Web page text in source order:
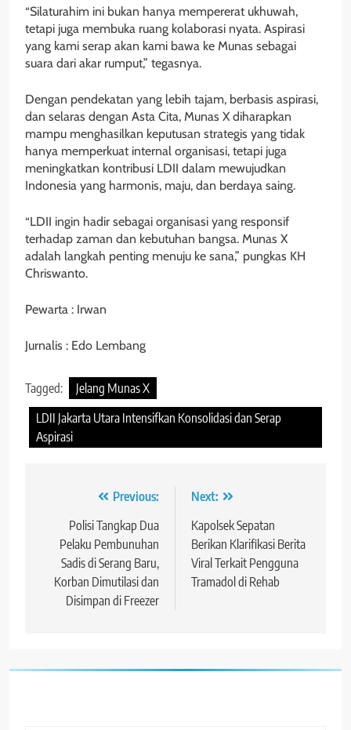
“Silaturahim ini bukan hanya mempererat ukhuwah,
tetapi juga membuka ruang kolaborasi nyata. Aspirasi
yang kami serap akan kami bawa ke Munas sebagai
suara dari akar rumput,” tegasnya.
Dengan pendekatan yang lebih tajam, berbasis aspirasi,
dan selaras dengan Asta Cita, Munas X diharapkan
mampu menghasilkan keputusan strategis yang tidak
hanya memperkuat internal organisasi, tetapi juga
meningkatkan kontribusi LDII dalam mewujudkan
Indonesia yang harmonis, maju, dan berdaya saing.
“LDII ingin hadir sebagai organisasi yang responsif
terhadap zaman dan kebutuhan bangsa. Munas X
adalah langkah penting menuju ke sana,” pungkas KH
Chriswanto.
Pewarta : Irwan
Jurnalis : Edo Lembang
Tagged:
Jelang Munas X
LDII Jakarta Utara Intensifkan Konsolidasi dan Serap
Aspirasi
Navigasi Previous:
Polisi Tangkap Dua
Pelaku Pembunuhan
Sadis di Serang Baru,
Korban Dimutilasi dan
Disimpan di Freezer
Next:
Kapolsek Sepatan
Berikan Klarifikasi Berita
Viral Terkait Pengguna
Tramadol di Rehab